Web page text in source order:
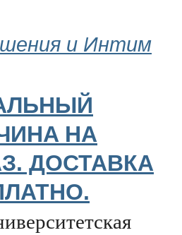
и Интим
НА
ДОСТАВКА